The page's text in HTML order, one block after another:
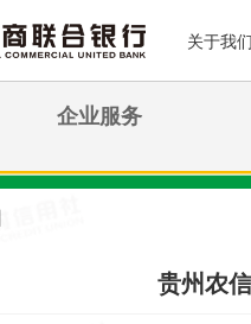
关于我们
企业服务
农信公告
贵州农